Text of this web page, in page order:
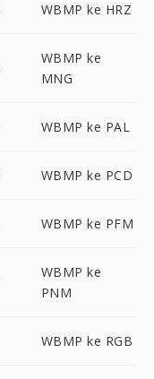
WBMP ke HRZ
WBMP ke
MNG
WBMP ke PAL
WBMP ke PCD
WBMP ke PFM
WBMP ke
PNM
WBMP ke RGB